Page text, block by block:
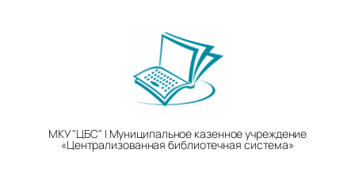
МКУ "ЦБС" | Муниципальное казенное учреждение
«Централизованная библиотечная система»